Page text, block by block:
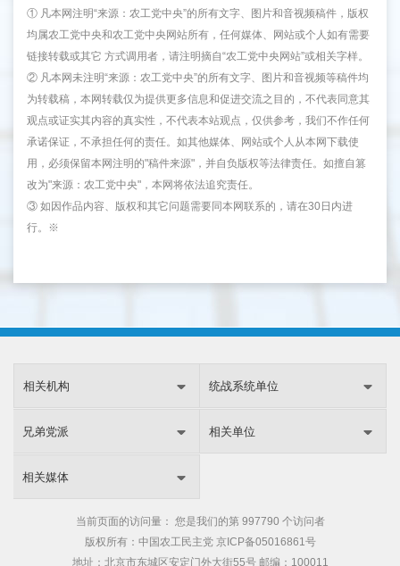
① 凡本网注明“来源：农工党中央”的所有文字、图片和音视频稿件，版权
均属农工党中央和农工党中央网站所有，任何媒体、网站或个人如有需要
链接转载或其它 方式调用者，请注明摘自“农工党中央网站”或相关字样。
② 凡本网未注明“来源：农工党中央”的所有文字、图片和音视频等稿件均
为转载稿，本网转载仅为提供更多信息和促进交流之目的，不代表同意其
观点或证实其内容的真实性，不代表本站观点，仅供参考，我们不作任何
承诺保证，不承担任何的责任。如其他媒体、网站或个人从本网下载使
用，必须保留本网注明的"稿件来源"，并自负版权等法律责任。如擅自篡
改为"来源：农工党中央"，本网将依法追究责任。
③ 如因作品内容、版权和其它问题需要同本网联系的，请在30日内进
行。※
相关机构 统战系统单位
兄弟党派 相关单位
相关媒体
当前页面的访问量： 您是我们的第 997790 个访问者
版权所有：中国农工民主党 京ICP备05016861号
地址：北京市东城区安定门外大街55号 邮编：100011